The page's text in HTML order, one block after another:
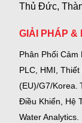
Thủ Đức,
GIẢI PHÁP &
Phân Phối Cảm
PLC, HMI,
(EU)/G7/Korea.
Điều Khiển, Hệ
Water Analytics.